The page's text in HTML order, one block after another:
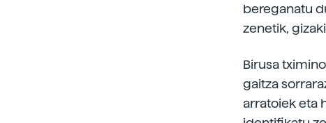
bereganatu
zenetik,
Birusa
gaitza
arratoiek eta